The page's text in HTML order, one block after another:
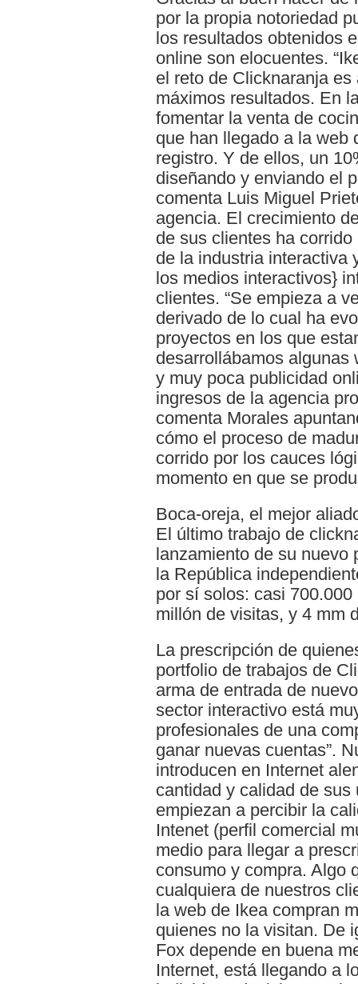
por la propia notoriedad
los resultados obtenidos
online son elocuentes.
el reto de Clicknaranja
máximos resultados. En
fomentar la venta de
que han llegado a la web
registro. Y de ellos, un
diseñando y enviando el
comenta Luis Miguel
agencia. El crecimiento
de sus clientes ha
de la industria interactiva
los medios interactivos}
clientes. “Se empieza a
derivado de lo cual ha
proyectos en los que
desarrollábamos
y muy poca publicidad
ingresos de la agencia
comenta Morales
cómo el proceso de
corrido por los cauces
momento en que se
Boca-oreja, el mejor
El último trabajo de
lanzamiento de su
la República
por sí solos: casi
millón de visitas, y 4 mm
La prescripción de
portfolio de trabajos de
arma de entrada de
sector interactivo está
profesionales de una
ganar nuevas cuentas”.
introducen en Internet
cantidad y calidad de sus
empiezan a percibir la
Intenet (perfil comercial
medio para llegar a
consumo y compra. Algo
cualquiera de nuestros
la web de Ikea compran
quienes no la visitan. De
Fox depende en buena
Internet, está llegando a